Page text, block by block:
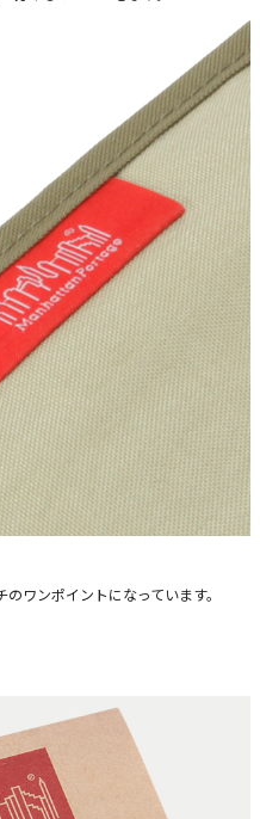
ワンポイントになっています。